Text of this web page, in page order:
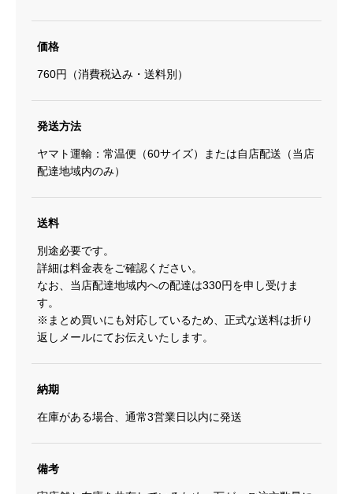
価格
760円（消費税込み・送料別）
発送方法
ヤマト運輸：常温便（60サイズ）または自店配送（当店
配達地域内のみ）
送料
別途必要です。
詳細は料金表をご確認ください。
なお、当店配達地域内への配達は330円を申し受けま
す。
※まとめ買いにも対応しているため、正式な送料は折り
返しメールにてお伝えいたします。
納期
在庫がある場合、通常3営業日以内に発送
備考